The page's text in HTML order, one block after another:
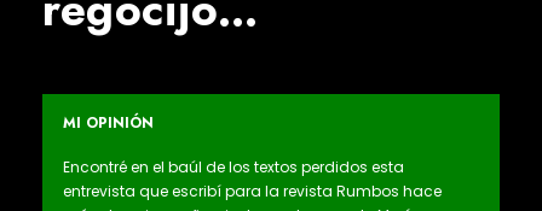
MI OPINIÓN
Encontré en el baúl de los textos perdidos esta
entrevista que escribí para la revista Rumbos hace